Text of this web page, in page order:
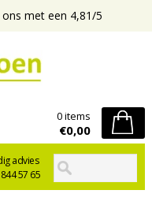
met een 4,81/5
advies
57 65
0 items
€0,00